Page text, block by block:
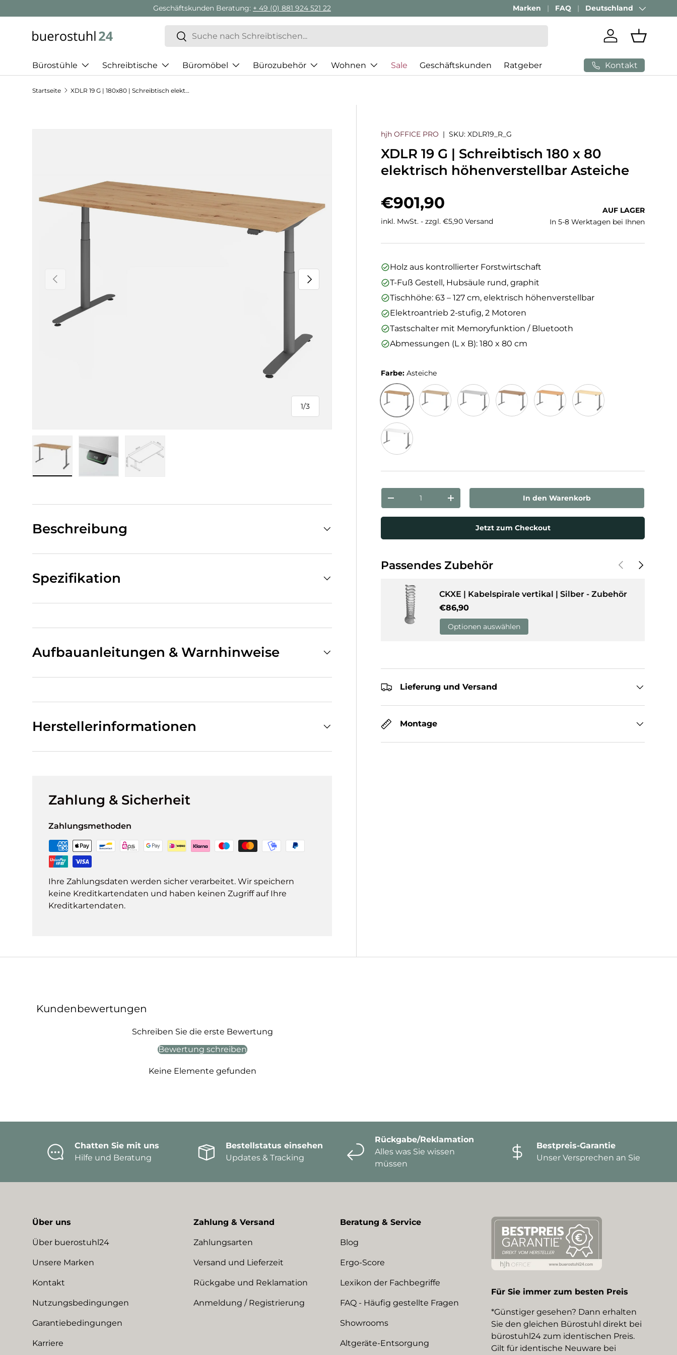
Direkt zum Inhalt
+ 49 (0) 881 924 521 22 Passenden Bürostuhl finden mitAI-Beratung
Marken FAQ Land/Region
Deutschland
Suchen
Suchen
Einloggen
Bürostühle Schreibtische Büromöbel Bürozubehör Wohnen Sale Geschäftskunden Ratgeber Kontakt
Startseite XDLR 19 G | 180x80 | Schreibtisch elektrisch höhenverstellbar
Vorherige
1/
von
3
Nächste
hjh OFFICE PRO |SKU: XDLR19_R_G
XDLR 19 G | Schreibtisch 180 x 80
elektrisch höhenverstellbar Asteiche
Normaler Preis
€901,90
inkl. MwSt. - zzgl. €5,90 Versand
AUF LAGER
In 5-8 Werktagen bei Ihnen
Holz aus kontrollierter Forstwirtschaft
T-Fuß Gestell, Hubsäule rund, graphit
Tischhöhe: 63 – 127 cm, elektrisch höhenverstellbar
Elektroantrieb 2-stufig, 2 Motoren
Tastschalter mit Memoryfunktion / Bluetooth
Abmessungen (L x B): 180 x 80 cm
Farbe:Asteiche
Asteiche
Anzahl
Menge verringernMenge erhöhen In den Warenkorb
Jetzt zum Checkout
Passendes Zubehör VorherigeNächste
CKXE | Kabelspirale vertikal | Silber - Zubehör
Normaler Preis
€86,90
Optionen auswählen
Lieferung und Versand
Montage
Beschreibung
Spezifikation
Aufbauanleitungen & Warnhinweise
Herstellerinformationen
Zahlung & Sicherheit
Zahlungsmethoden
Ihre Zahlungsdaten werden sicher verarbeitet. Wir speichern
keine Kreditkartendaten und haben keinen Zugriff auf Ihre
Kreditkartendaten.
Kundenbewertungen
Schreiben Sie die erste Bewertung
Bewertung schreiben
Keine Elemente gefunden
Chatten Sie mit uns
Hilfe und Beratung
Bestellstatus einsehen
Updates & Tracking
Rückgabe/Reklamation
Alles was Sie wissen
müssen
Bestpreis-Garantie
Unser Versprechen an Sie
Über uns
Über buerostuhl24
Unsere Marken
Kontakt
Nutzungsbedingungen
Garantiebedingungen
Karriere
Zahlung & Versand
Zahlungsarten
Versand und Lieferzeit
Rückgabe und Reklamation
Anmeldung / Registrierung
Beratung & Service
Blog
Ergo-Score
Lexikon der Fachbegriffe
FAQ - Häufig gestellte Fragen
Showrooms
Altgeräte-Entsorgung
Für Sie immer zum besten Preis
*Günstiger gesehen? Dann erhalten
Sie den gleichen Bürostuhl direkt bei
bürostuhl24 zum identischen Preis.
Gilt für identische Neuware bei